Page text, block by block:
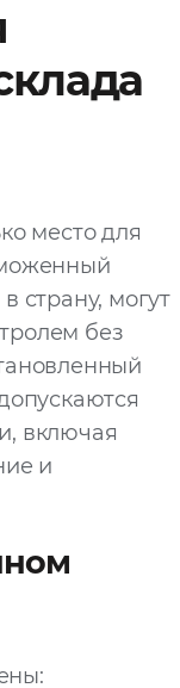
место для
страну, могут
без
включая
и